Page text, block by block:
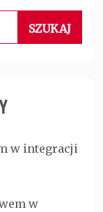
w integracji
w